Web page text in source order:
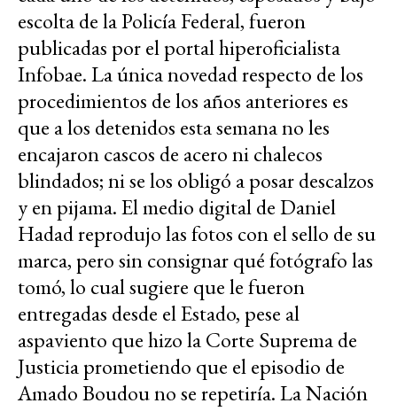
escolta de la Policía Federal, fueron
publicadas por el portal hiperoficialista
Infobae. La única novedad respecto de los
procedimientos de los años anteriores es
que a los detenidos esta semana no les
encajaron cascos de acero ni chalecos
blindados; ni se los obligó a posar descalzos
y en pijama. El medio digital de Daniel
Hadad reprodujo las fotos con el sello de su
marca, pero sin consignar qué fotógrafo las
tomó, lo cual sugiere que le fueron
entregadas desde el Estado, pese al
aspaviento que hizo la Corte Suprema de
Justicia prometiendo que el episodio de
Amado Boudou no se repetiría. La Nación